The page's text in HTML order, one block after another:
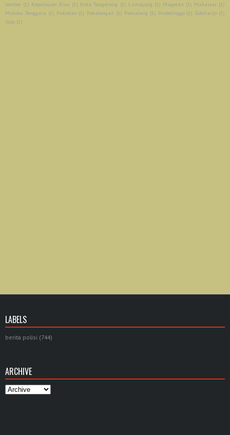
Jember (1) Kepulauan Riau (1) Kota Tangerang (1) Lumajang (1) Magetan (1) Makassar (1)
Maluku Tenggara (1) Pakistan (1) Pekalongan (1) Pemalang (1) Probolinggo (1) Sidoharjo (1)
Solo (1)
LABELS
berita polisi (744)
ARCHIVE